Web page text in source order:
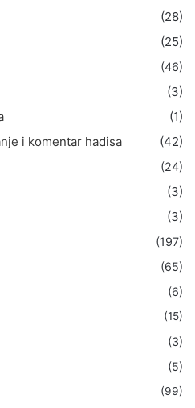
(28)
(25)
(46)
(3)
(1)
i komentar hadisa
(42)
(24)
(3)
(3)
(197)
(65)
(6)
(15)
(3)
(5)
(99)